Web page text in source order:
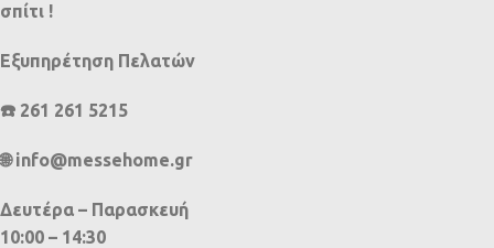
σπίτι !
Εξυπηρέτηση Πελατών
☎️ 261 261 5215
🌐 info@messehome.gr
Δευτέρα – Παρασκευή
10:00 – 14:30